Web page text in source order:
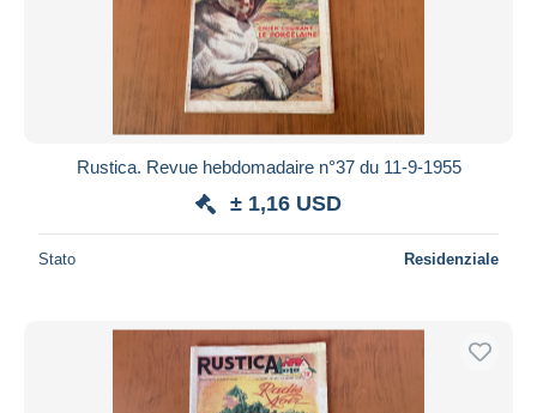
Rustica. Revue hebdomadaire n°37 du 11-9-1955
± 1,16 USD
Stato Residenziale